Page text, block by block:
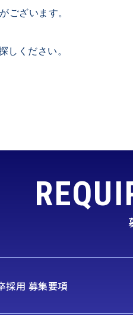
ございます。
しください。
採用 募集要項